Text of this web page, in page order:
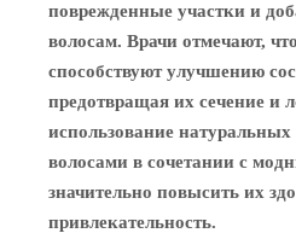
поврежденные участки и
волосам. Врачи отмечают,
способствуют улучшению
предотвращая их сечение и
использование натуральных
волосами в сочетании с
значительно повысить их
привлекательность.